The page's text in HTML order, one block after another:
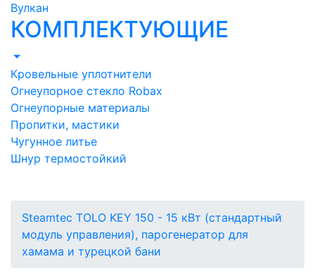
Вулкан
КОМПЛЕКТУЮЩИЕ
Кровельные уплотнители
Огнеупорное стекло Robax
Огнеупорные материалы
Пропитки, мастики
Чугунное литье
Шнур термостойкий
Steamtec TOLO KEY 150 - 15 кВт (стандартный
модуль управления), парогенератор для
хамама и турецкой бани